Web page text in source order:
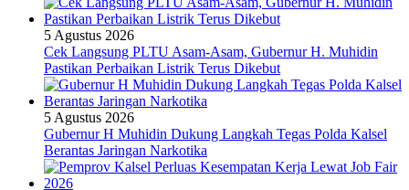
5 Agustus 2026
Cek Langsung PLTU Asam-Asam, Gubernur H. Muhidin
Pastikan Perbaikan Listrik Terus Dikebut
5 Agustus 2026
Gubernur H Muhidin Dukung Langkah Tegas Polda Kalsel
Berantas Jaringan Narkotika